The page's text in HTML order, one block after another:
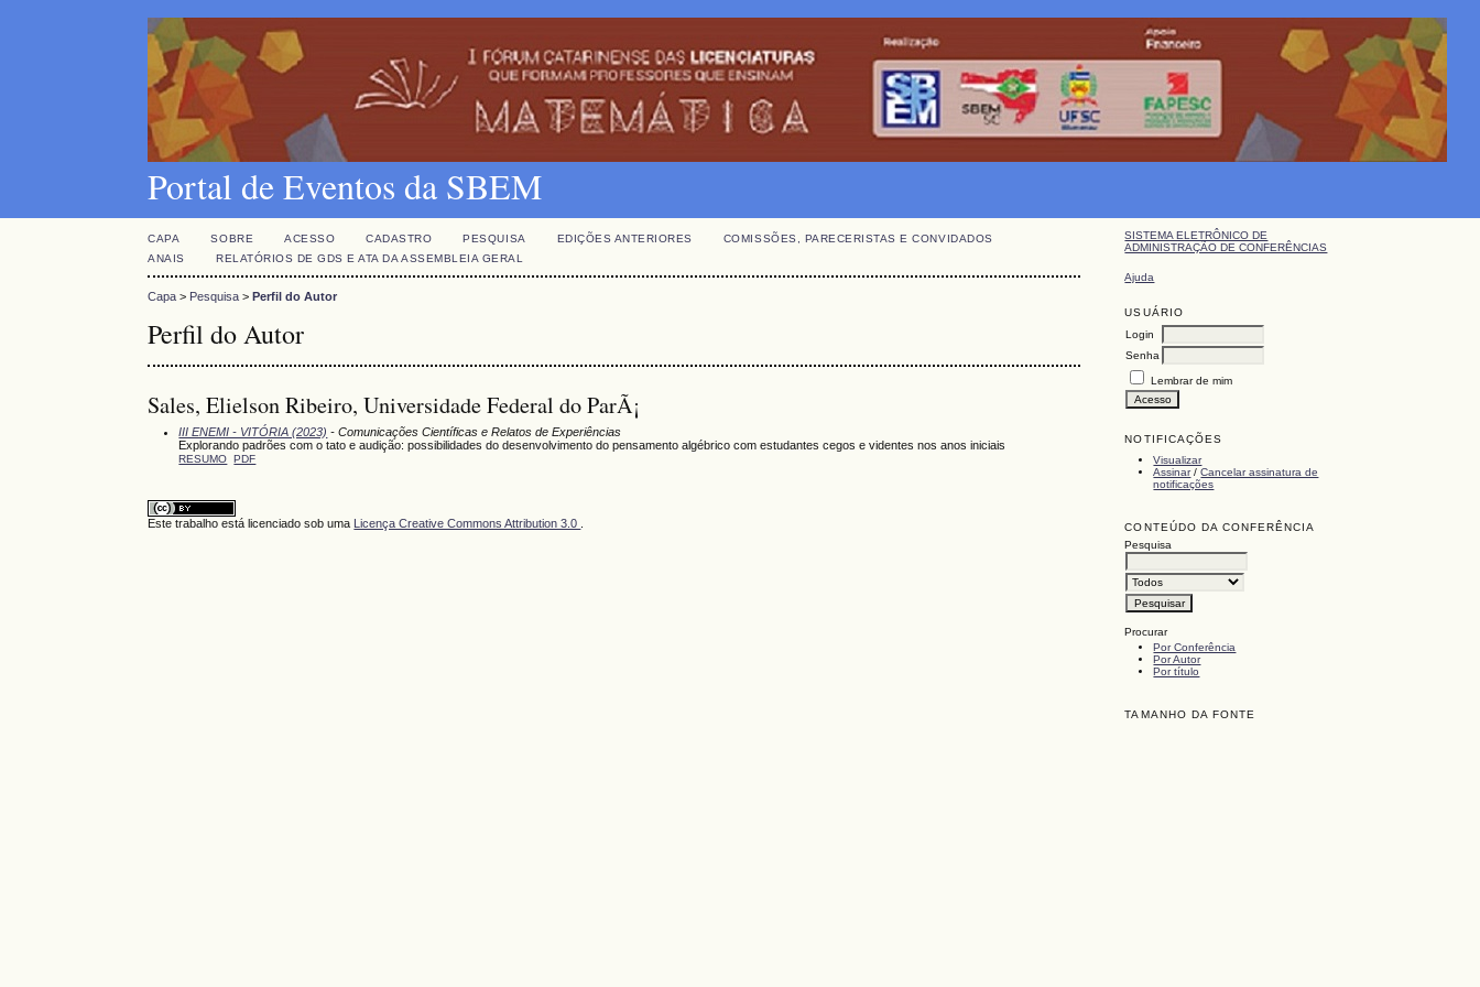
Portal de Eventos da SBEM
SISTEMA ELETRÔNICO DE
ADMINISTRAÇÃO DE CONFERÊNCIAS
Ajuda
USUÁRIO
Login
Senha
Lembrar de mim
NOTIFICAÇÕES
Visualizar
Assinar/Cancelar assinatura de
notificações
CONTEÚDO DA CONFERÊNCIA
Pesquisa
Procurar
Por Conferência
Por Autor
Por título
TAMANHO DA FONTE
CAPA SOBRE ACESSO CADASTRO PESQUISA EDIÇÕES ANTERIORES
COMISSÕES, PARECERISTAS E CONVIDADOS
ANAIS
RELATÓRIOS DE GDS E ATA DA ASSEMBLEIA GERAL
Capa > Pesquisa >Perfil do Autor
Perfil do Autor
Sales, Elielson Ribeiro, Universidade Federal do ParÃ¡
III ENEMI - VITÓRIA (2023) - Comunicações Científicas e Relatos de Experiências
Explorando padrões com o tato e audição: possibilidades do desenvolvimento do pensamento algébrico com estudantes cegos e videntes nos anos iniciais
RESUMO PDF
Este trabalho está licenciado sob uma Licença Creative Commons Attribution 3.0